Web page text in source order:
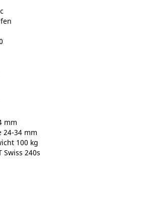
mm
24-34 mm
100 kg
240s